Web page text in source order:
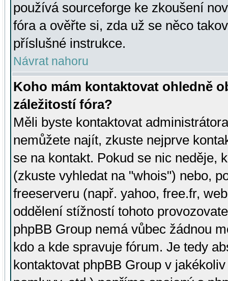
používá sourceforge ke zkoušení
fóra a ověřte si, zda už se něco
příslušné instrukce.
Návrat nahoru
Koho mám kontaktovat ohledně
záležitostí fóra?
Měli byste kontaktovat
nemůžete najít, zkuste nejprve
se na kontakt. Pokud se nic neděje,
(zkuste vyhledat na "whois") nebo,
freeserveru (např. yahoo, free.fr,
oddělení stížností tohoto
phpBB Group nemá vůbec žádnou
kdo a kde spravuje fórum. Je tedy
kontaktovat phpBB Group v